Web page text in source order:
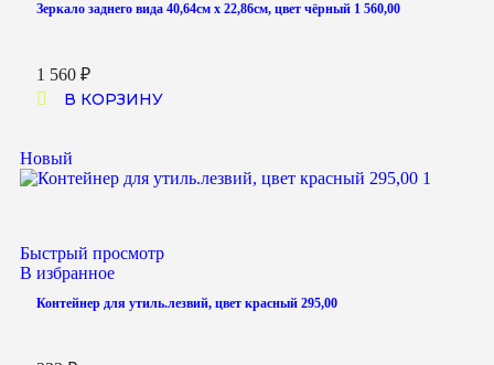
Зеркало заднего вида 40,64см x 22,86см, цвет чёрный 1 560,00
1 560 ₽
В КОРЗИНУ
Новый
Быстрый просмотр
В избранное
Контейнер для утиль.лезвий, цвет красный 295,00